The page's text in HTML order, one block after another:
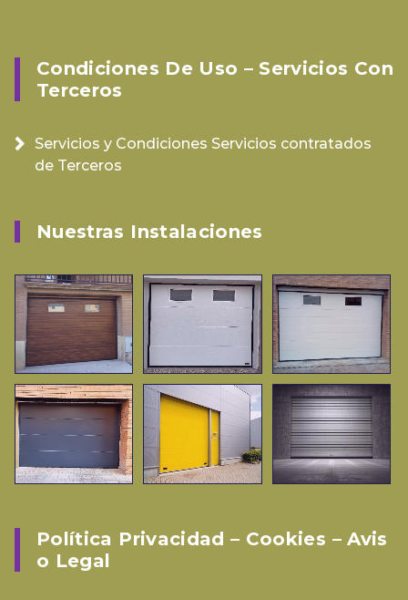
Condiciones De Uso – Servicios Con
Terceros
Servicios y Condiciones Servicios contratados
de Terceros
Nuestras Instalaciones
Política Privacidad – Cookies – Avis
O Legal